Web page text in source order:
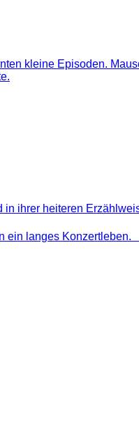
kleine Episoden.
in ihrer heiteren
ein langes